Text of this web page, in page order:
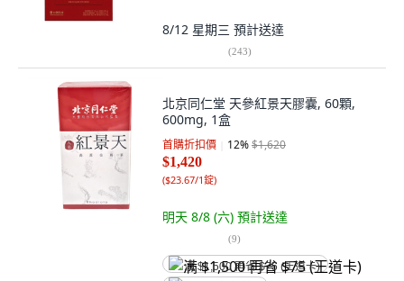
8/12 星期三 預計送達
(243)
北京同仁堂 天參紅景天膠囊, 60顆,
600mg, 1盒
首購折扣價 12%$1,620
$1,420
($23.67/1錠)
明天 8/8 (六) 預計送達
(9)
满 $1,500 再省 $75 (王道卡)